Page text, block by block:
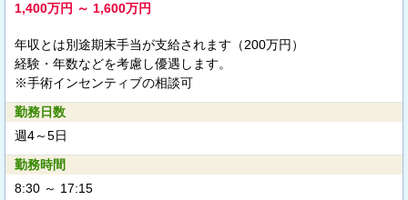
1,400万円 ～ 1,600万円
年収とは別途期末手当が支給されます（200万円）
経験・年数などを考慮し優遇します。
※手術インセンティブの相談可
勤務日数
週4～5日
勤務時間
8:30 ～ 17:15